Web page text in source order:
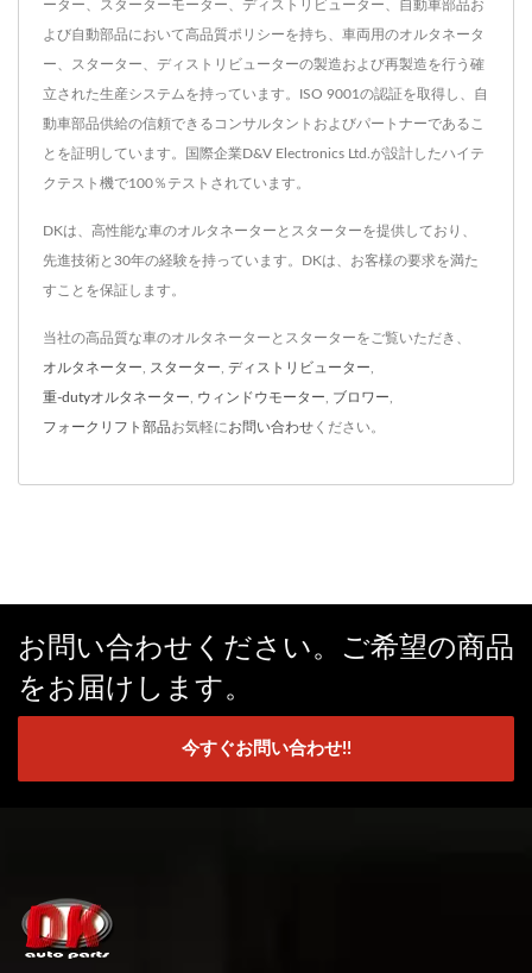
ーター、スターターモーター、ディストリビューター、自動車部品お
よび自動部品において高品質ポリシーを持ち、車両用のオルタネータ
ー、スターター、ディストリビューターの製造および再製造を行う確
立された生産システムを持っています。ISO 9001の認証を取得し、自
動車部品供給の信頼できるコンサルタントおよびパートナーであるこ
とを証明しています。国際企業D&V Electronics Ltd.が設計したハイテ
クテスト機で100％テストされています。
DKは、高性能な車のオルタネーターとスターターを提供しており、
先進技術と30年の経験を持っています。DKは、お客様の要求を満た
すことを保証します。
当社の高品質な車のオルタネーターとスターターをご覧いただき、
オルタネーター スターター ディストリビューター
重-dutyオルタネーター ウィンドウモーター ブロワー
フォークリフト部品お気軽にお問い合わせ ください。
お問い合わせください。ご希望の商品
をお届けします。
今すぐお問い合わせ!!